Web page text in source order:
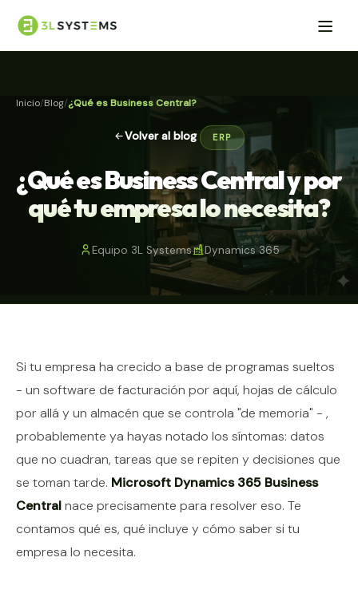
Inicio Blog ¿Qué es Business Central?
Volver al blog ERP
¿Qué es Business Central y por
qué tu empresa lo necesita?
Equipo 3L Systems Dynamics 365
Contenido del artículo
Si tu empresa ha crecido a base de programas sueltos
- un software de facturación por aquí, hojas de cálculo
por allá y un almacén que se controla "de memoria" - ,
probablemente ya hayas notado los síntomas: datos
que no cuadran, tareas que se repiten y decisiones que
se toman tarde. Microsoft Dynamics 365 Business
Centralnace precisamente para resolver eso. Te
contamos qué es, qué incluye y cómo saber si tu
empresa lo necesita.